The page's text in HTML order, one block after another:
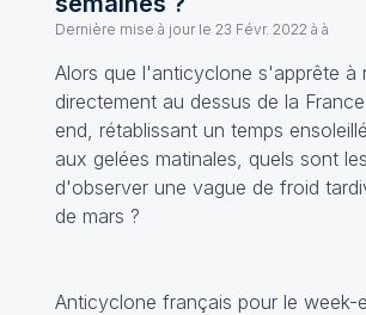
Dernière mise à jour le 23 Févr. 2022 à à
Alors que l'anticyclone s'apprête à
directement au dessus de la
end, rétablissant un temps
aux gelées matinales, quels sont
d'observer une vague de froid
de mars ?
Anticyclone français pour le week-